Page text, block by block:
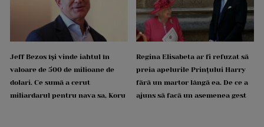
Jeff Bezos își vinde iahtul în
valoare de 500 de milioane de
dolari. Ce sumă a cerut
miliardarul pentru nava sa, Koru
Regina Elisabeta ar fi refuzat să
preia apelurile Prințului Harry
fără un martor lângă ea. De ce a
ajuns să facă un asemenea gest